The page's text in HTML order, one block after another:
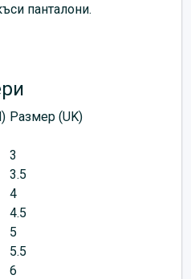
панталони.
Размер (UK)
3
3.5
4
4.5
5
5.5
6